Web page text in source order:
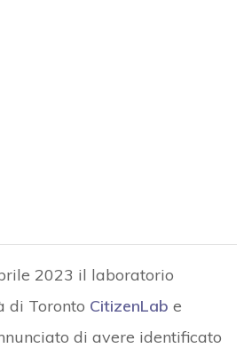
2023 il laboratorio
di Toronto CitizenLab e
di avere identificato